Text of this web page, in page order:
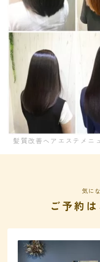
髪質改善ヘアエステメニ
気に
ご予約